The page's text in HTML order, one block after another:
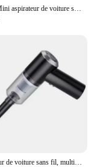
SZUK-Mini aspirateur de voiture sans fil pliable et injuste, machine portable pour déterminer les livres, aspiration de bain aspirateur pour voiture aspirateur voiture aspirateur à main puissant
Aspirateur de voiture sans fil, multifonctionnel, portable, aste, haute puissance, déterminer